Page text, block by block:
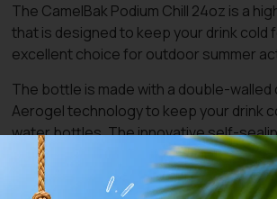
The CamelBak Podium Chill 24oz is a
that is designed to keep your drink cold
excellent choice for outdoor summer
The bottle is made with a double-
Aerogel technology to keep your drink
water bottles. The innovative self-
and leaks, and delivers a high flow
also BPA-free and features a wide-